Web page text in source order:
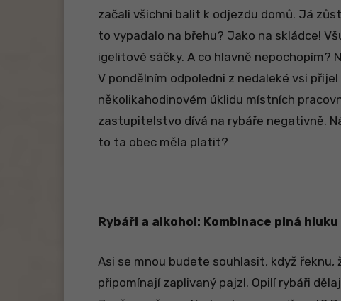
začali všichni balit k odjezdu domů. Já
to vypadalo na břehu? Jako na skládce!
igelitové sáčky. A co hlavně nepochopím?
V pondělním odpoledni z nedaleké vsi
několikahodinovém úklidu místních
zastupitelstvo dívá na rybáře negativně.
to ta obec měla platit?
Rybáři a alkohol: Kombinace plná hluku
Asi se mnou budete souhlasit, když
připomínají zaplivaný pajzl. Opilí rybáři